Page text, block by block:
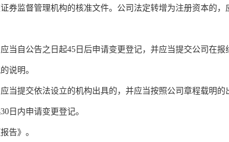
券监督管理机构的核准文件。公司法定转增为注册资本的
当自公告之日起45日后申请变更登记，并应当提交公司在
说明。
当提交依法设立的机构出具的，并应当按照公司章程载明
日内申请变更登记。
告》。